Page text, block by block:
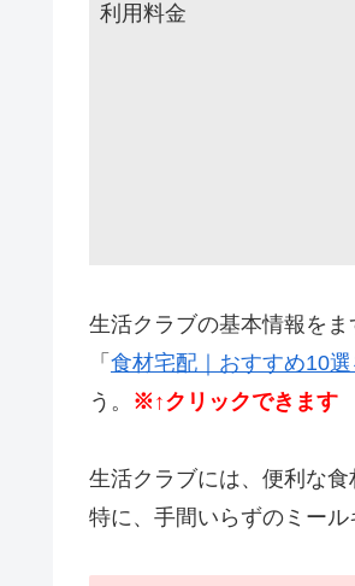
利用料金
生活クラブの基本情報を
「 食材宅配｜おすすめ10
う。 ※↑クリックできます
生活クラブには、便利な
特に、手間いらずのミール